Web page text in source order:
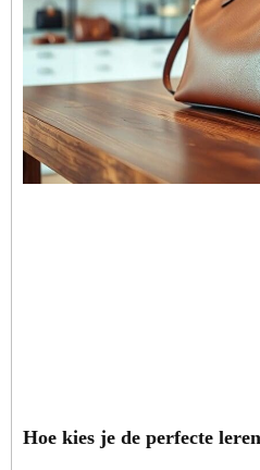
Hoe kies je de perfecte